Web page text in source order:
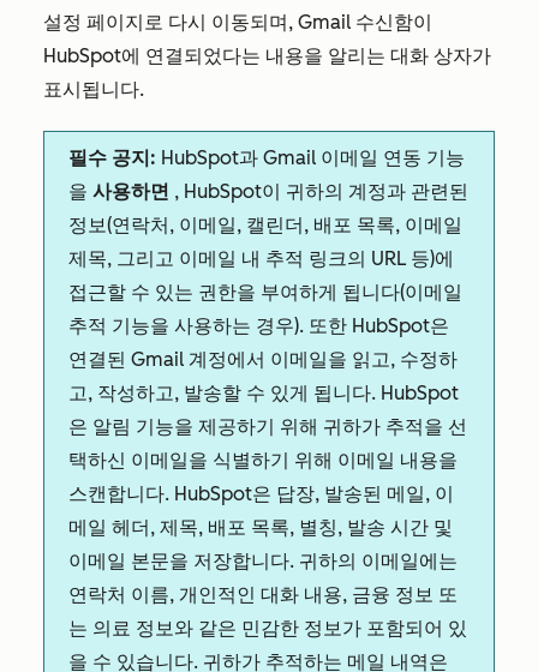
설정 페이지로 다시 이동되며, Gmail 수신함이
HubSpot에 연결되었다는 내용을 알리는 대화 상자가
표시됩니다.
필수 공지: HubSpot과 Gmail 이메일 연동 기능
을 사용하면 , HubSpot이 귀하의 계정과 관련된
정보(연락처, 이메일, 캘린더, 배포 목록, 이메일
제목, 그리고 이메일 내 추적 링크의 URL 등)에
접근할 수 있는 권한을 부여하게 됩니다(이메일
추적 기능을 사용하는 경우). 또한 HubSpot은
연결된 Gmail 계정에서 이메일을 읽고, 수정하
고, 작성하고, 발송할 수 있게 됩니다. HubSpot
은 알림 기능을 제공하기 위해 귀하가 추적을 선
택하신 이메일을 식별하기 위해 이메일 내용을
스캔합니다. HubSpot은 답장, 발송된 메일, 이
메일 헤더, 제목, 배포 목록, 별칭, 발송 시간 및
이메일 본문을 저장합니다. 귀하의 이메일에는
연락처 이름, 개인적인 대화 내용, 금융 정보 또
는 의료 정보와 같은 민감한 정보가 포함되어 있
을 수 있습니다. 귀하가 추적하는 메일 내역은